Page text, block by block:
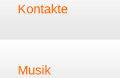
Kontakte
Musik